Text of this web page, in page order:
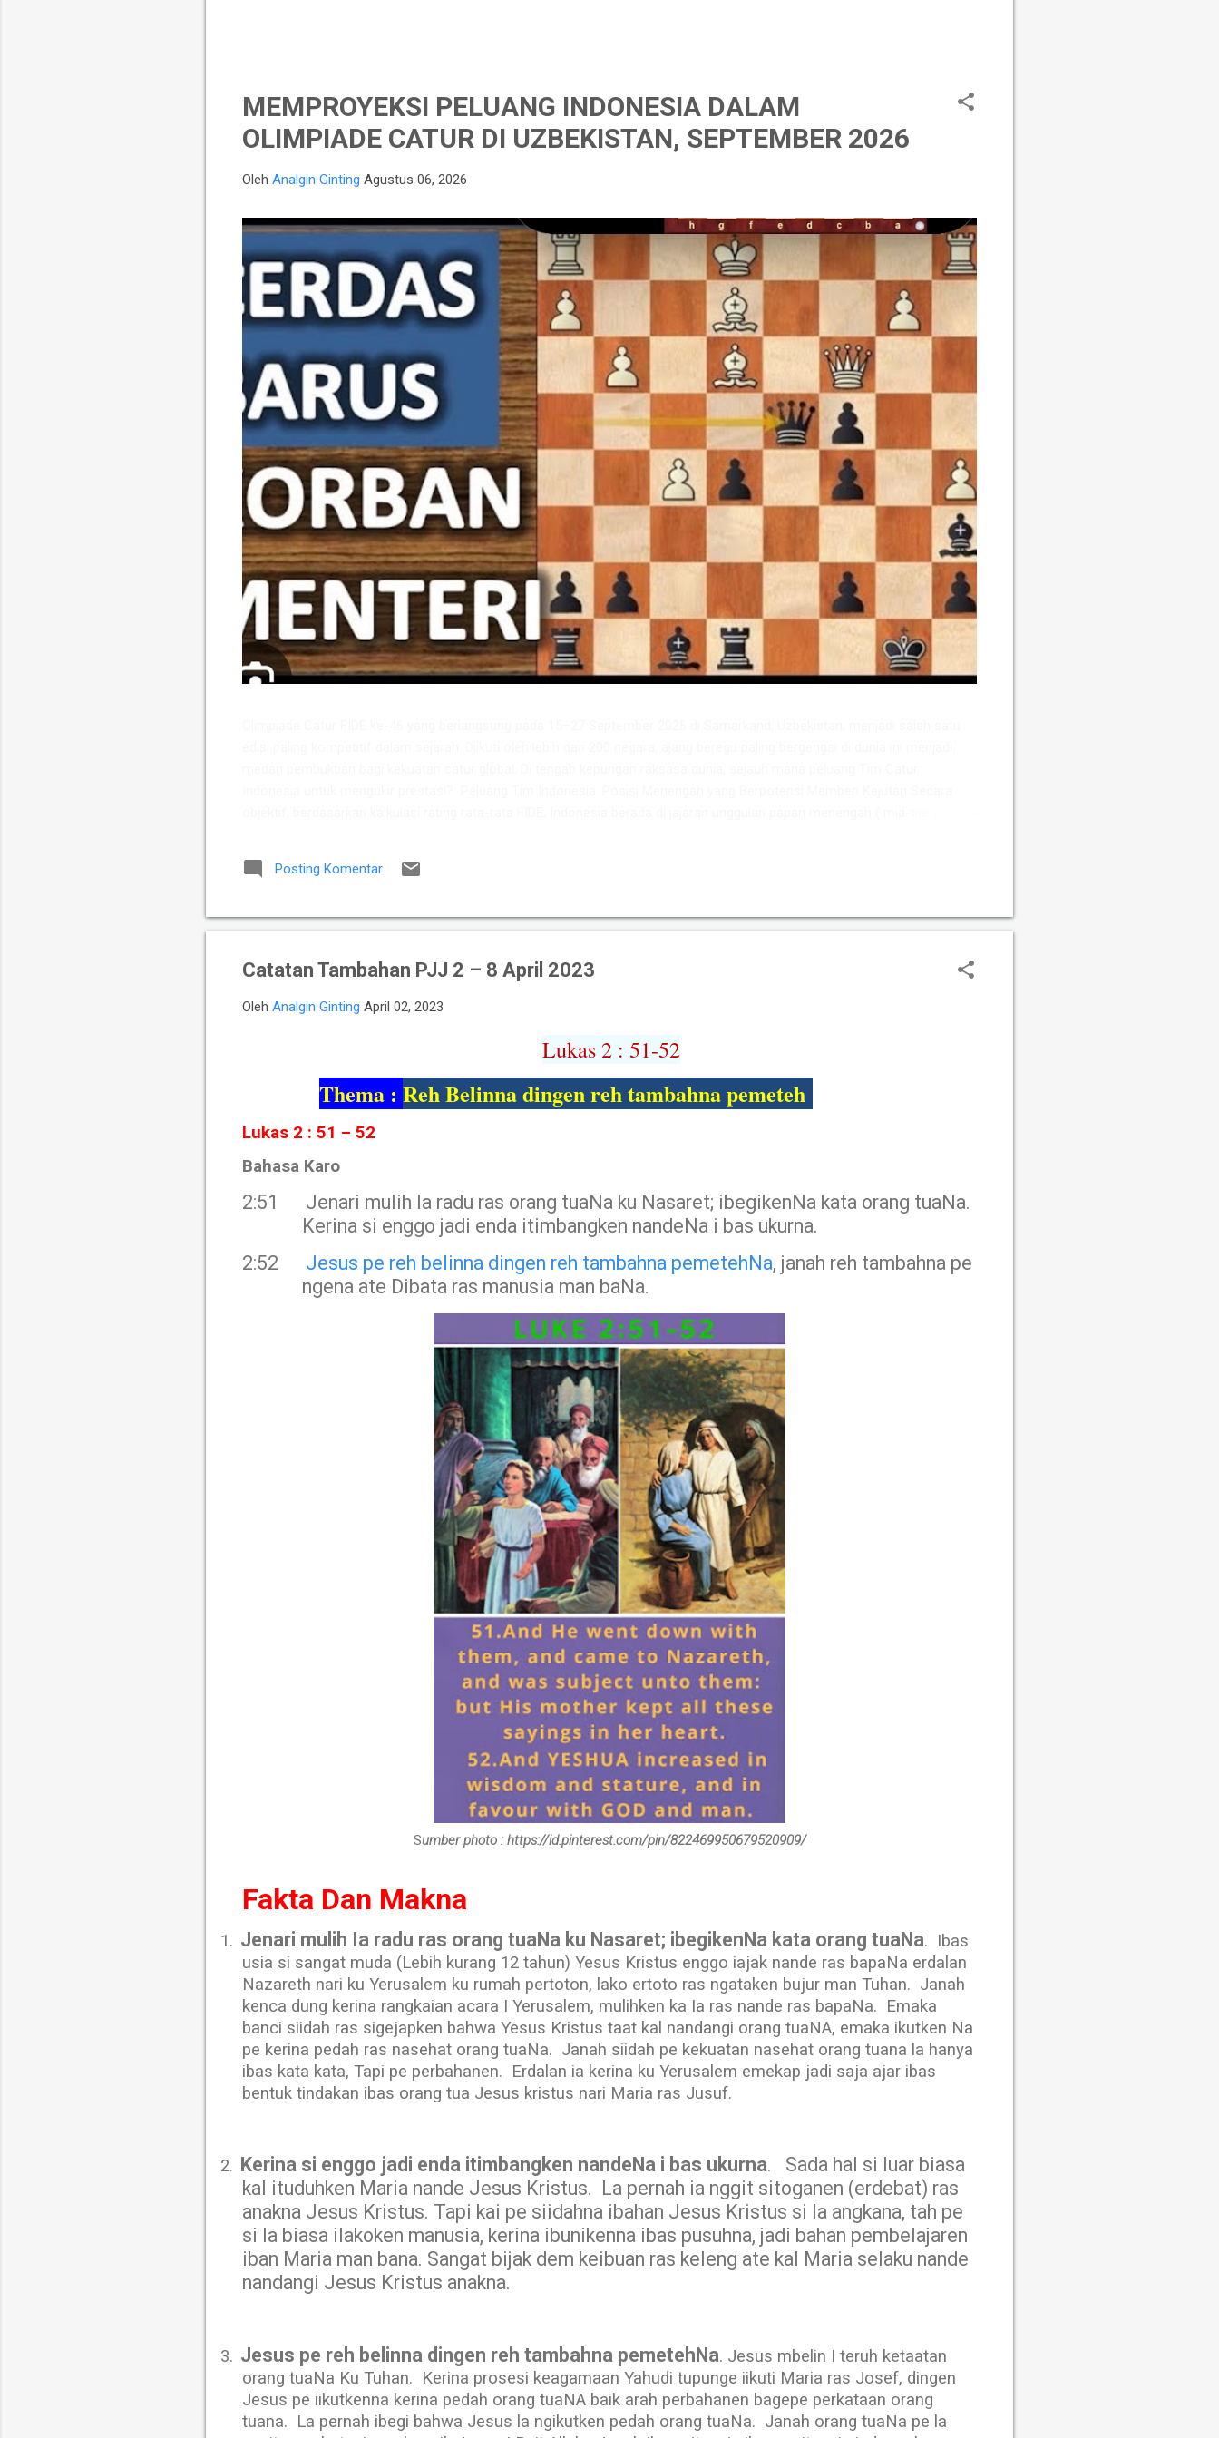
MEMPROYEKSI PELUANG INDONESIA DALAM
OLIMPIADE CATUR DI UZBEKISTAN, SEPTEMBER 2026
Oleh Analgin Ginting Agustus 06, 2026
para talenta muda berpotensi tinggi seperti IM Satria Duta Cahaya dan IM Nayaka Budhidharma. Sementara itu, Tim Putri
yang diperkuat jajaran Master Internasional Wanita (WIM) seperti Shafira Devi Herfesa, Laysa Latifah, Ummi Fisabilillah, dan
Posting Komentar
Catatan Tambahan PJJ 2 – 8 April 2023
Oleh Analgin Ginting April 02, 2023
Lukas 2 : 51-52
Thema : Reh Belinna dingen reh tambahna pemeteh
Lukas 2 : 51 – 52
Bahasa Karo
2:51
Jenari mulih Ia radu ras orang tuaNa ku Nasaret; ibegikenNa kata orang tuaNa.
Kerina si enggo jadi enda itimbangken nandeNa i bas ukurna.
2:52
Jesus pe reh belinna dingen reh tambahna pemetehNa, janah reh tambahna pe
ngena ate Dibata ras manusia man baNa.
Sumber photo : https://id.pinterest.com/pin/822469950679520909/
Fakta Dan Makna
1. Jenari mulih Ia radu ras orang tuaNa ku Nasaret; ibegikenNa kata orang tuaNa. Ibas
usia si sangat muda (Lebih kurang 12 tahun) Yesus Kristus enggo iajak nande ras bapaNa erdalan
Nazareth nari ku Yerusalem ku rumah pertoton, lako ertoto ras ngataken bujur man Tuhan. Janah
kenca dung kerina rangkaian acara I Yerusalem, mulihken ka Ia ras nande ras bapaNa. Emaka
banci siidah ras sigejapken bahwa Yesus Kristus taat kal nandangi orang tuaNA, emaka ikutken Na
pe kerina pedah ras nasehat orang tuaNa. Janah siidah pe kekuatan nasehat orang tuana la hanya
ibas kata kata, Tapi pe perbahanen. Erdalan ia kerina ku Yerusalem emekap jadi saja ajar ibas
bentuk tindakan ibas orang tua Jesus kristus nari Maria ras Jusuf.
2. Kerina si enggo jadi enda itimbangken nandeNa i bas ukurna.
Sada hal si luar biasa
kal ituduhken Maria nande Jesus Kristus. La pernah ia nggit sitoganen (erdebat) ras
anakna Jesus Kristus. Tapi kai pe siidahna ibahan Jesus Kristus si la angkana, tah pe
si la biasa ilakoken manusia, kerina ibunikenna ibas pusuhna, jadi bahan pembelajaren
iban Maria man bana. Sangat bijak dem keibuan ras keleng ate kal Maria selaku nande
nandangi Jesus Kristus anakna.
3. Jesus pe reh belinna dingen reh tambahna pemetehNa. Jesus mbelin I teruh ketaatan
orang tuaNa Ku Tuhan. Kerina prosesi keagamaan Yahudi tupunge iikuti Maria ras Josef, dingen
Jesus pe iikutkenna kerina pedah orang tuaNA baik arah perbahanen bagepe perkataan orang
tuana. La pernah ibegi bahwa Jesus la ngikutken pedah orang tuaNa. Janah orang tuaNa pe la